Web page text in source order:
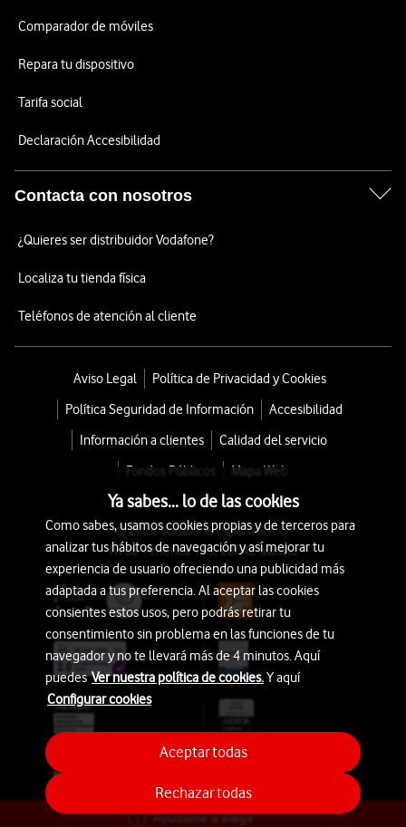
Ayúdame a elegir
Comparador de móviles
Repara tu dispositivo
Tarifa social
Declaración Accesibilidad
Contacta con nosotros
¿Quieres ser distribuidor Vodafone?
Localiza tu tienda física
Teléfonos de atención al cliente
Aviso Legal
Política de Privacidad y Cookies
Política Seguridad de Información
Accesibilidad
Información a clientes
Calidad del servicio
Fondos Públicos
Mapa Web
© 2026 Vodafone España S.A.U.
Avda. América 115, 28042 Madrid
Ya sabes... lo de las cookies
Como sabes, usamos cookies propias y de terceros para
analizar tus hábitos de navegación y así mejorar tu
experiencia de usuario ofreciendo una publicidad más
adaptada a tus preferencia. Al aceptar las cookies
consientes estos usos, pero podrás retirar tu
consentimiento sin problema en las funciones de tu
navegador y no te llevará más de 4 minutos. Aquí
puedesVer nuestra política de cookies.Y aquí
Configurar cookies
Rechazar todas
Aceptar todas